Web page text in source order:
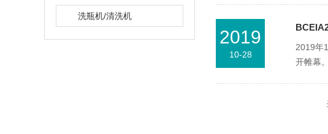
洗瓶机/清洗机
2019
10-28
2019年
开帷幕